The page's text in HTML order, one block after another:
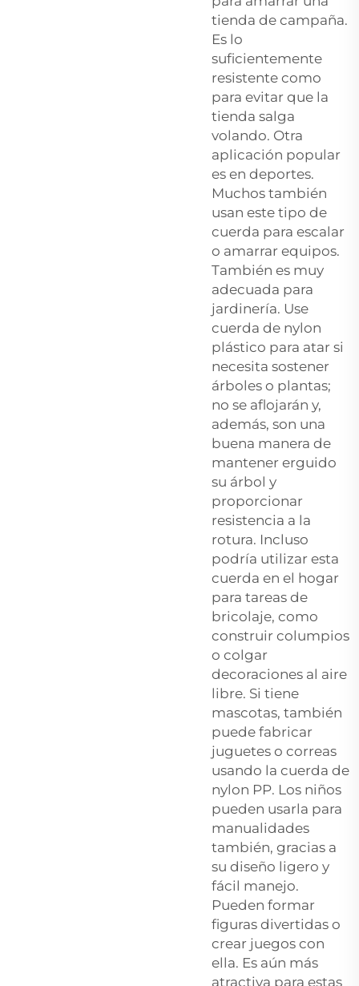
tienda de campaña.
Es lo
suficientemente
resistente como
para evitar que la
tienda salga
volando. Otra
aplicación popular
es en deportes.
Muchos también
usan este tipo de
cuerda para escalar
o amarrar equipos.
También es muy
adecuada para
jardinería. Use
cuerda de nylon
plástico para atar si
necesita sostener
árboles o plantas;
no se aflojarán y,
además, son una
buena manera de
mantener erguido
su árbol y
proporcionar
resistencia a la
rotura. Incluso
podría utilizar esta
cuerda en el hogar
para tareas de
bricolaje, como
construir columpios
o colgar
decoraciones al aire
libre. Si tiene
mascotas, también
puede fabricar
juguetes o correas
usando la cuerda de
nylon PP. Los niños
pueden usarla para
manualidades
también, gracias a
su diseño ligero y
fácil manejo.
Pueden formar
figuras divertidas o
crear juegos con
ella. Es aún más
atractiva para estas